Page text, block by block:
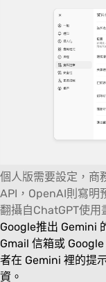
個人版需要設定，商
API，OpenAI則寫明
翻攝自ChatGPT使用
Google推出 Gemini
Gmail 信箱或
者在 Gemini 裡的提
資。